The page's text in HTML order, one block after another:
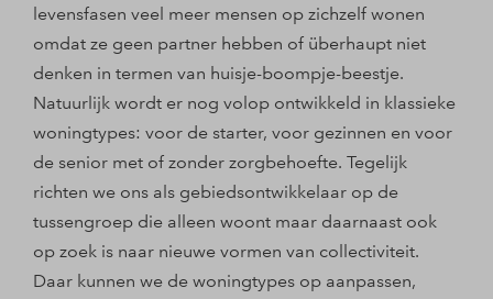
levensfasen veel meer mensen op zichzelf wonen
omdat ze geen partner hebben of überhaupt niet
denken in termen van huisje-boompje-beestje.
Natuurlijk wordt er nog volop ontwikkeld in klassieke
woningtypes: voor de starter, voor gezinnen en voor
de senior met of zonder zorgbehoefte. Tegelijk
richten we ons als gebiedsontwikkelaar op de
tussengroep die alleen woont maar daarnaast ook
op zoek is naar nieuwe vormen van collectiviteit.
Daar kunnen we de woningtypes op aanpassen,